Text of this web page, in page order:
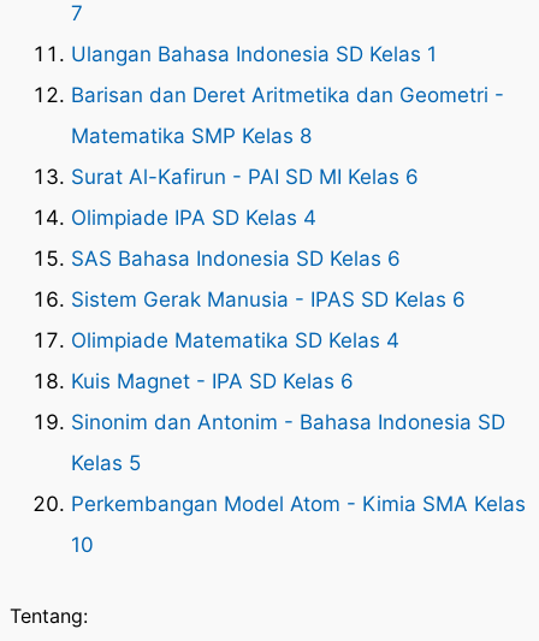
7
Ulangan Bahasa Indonesia SD Kelas 1
Barisan dan Deret Aritmetika dan Geometri -
Matematika SMP Kelas 8
Surat Al-Kafirun - PAI SD MI Kelas 6
Olimpiade IPA SD Kelas 4
SAS Bahasa Indonesia SD Kelas 6
Sistem Gerak Manusia - IPAS SD Kelas 6
Olimpiade Matematika SD Kelas 4
Kuis Magnet - IPA SD Kelas 6
Sinonim dan Antonim - Bahasa Indonesia SD
Kelas 5
Perkembangan Model Atom - Kimia SMA Kelas
10
Tentang: